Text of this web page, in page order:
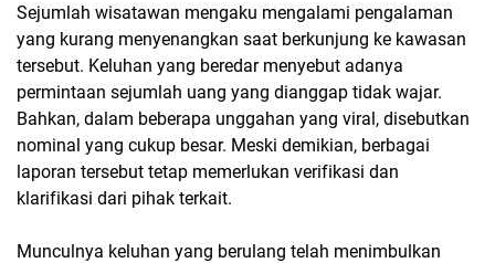
Sejumlah wisatawan mengaku mengalami pengalaman
yang kurang menyenangkan saat berkunjung ke kawasan
tersebut. Keluhan yang beredar menyebut adanya
permintaan sejumlah uang yang dianggap tidak wajar.
Bahkan, dalam beberapa unggahan yang viral, disebutkan
nominal yang cukup besar. Meski demikian, berbagai
laporan tersebut tetap memerlukan verifikasi dan
klarifikasi dari pihak terkait.
Munculnya keluhan yang berulang telah menimbulkan